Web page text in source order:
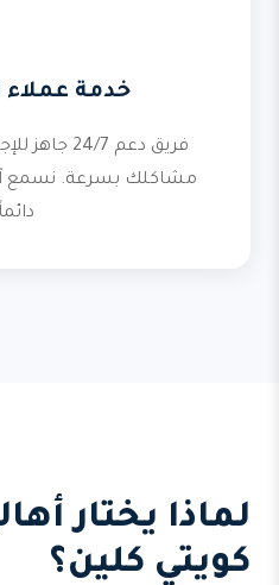
خدمة عملاء
فريق دعم
مشاكلك بسرعة. نسمع
لماذا يختار
كويتي كلين؟